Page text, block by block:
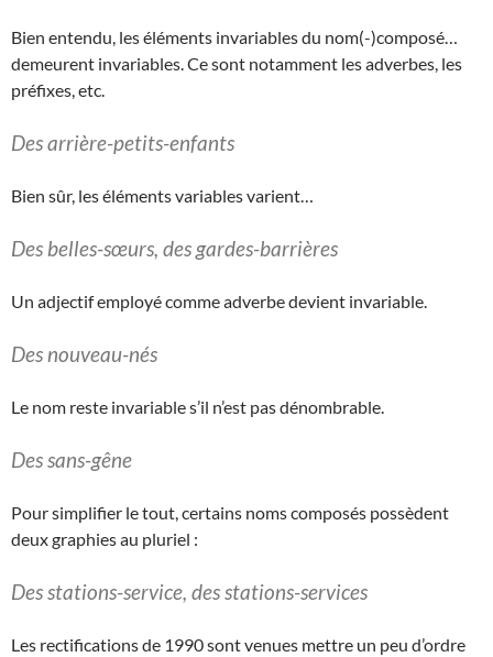
Bien entendu, les éléments invariables du nom(-)composé…
demeurent invariables. Ce sont notamment les adverbes, les
préfixes, etc.
Des arrière-petits-enfants
Bien sûr, les éléments variables varient…
Des belles-sœurs, des gardes-barrières
Un adjectif employé comme adverbe devient invariable.
Des nouveau-nés
Le nom reste invariable s’il n’est pas dénombrable.
Des sans-gêne
Pour simplifier le tout, certains noms composés possèdent
deux graphies au pluriel :
Des stations-service, des stations-services
Les rectifications de 1990 sont venues mettre un peu d’ordre